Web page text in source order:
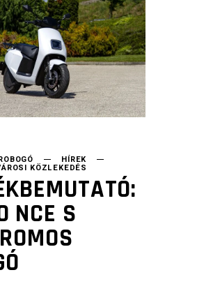
HÍREK
KÖZLEKEDÉS
NCE S